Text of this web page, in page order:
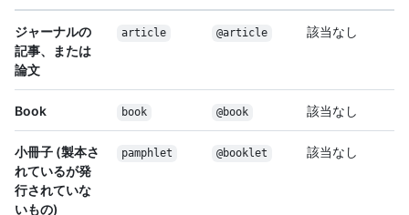
ジャーナルの
記事、または
論文
article @article 該当なし
Book book @book 該当なし
小冊子 (製本さ
れているが発
行されていな
いもの)
pamphlet @booklet 該当なし